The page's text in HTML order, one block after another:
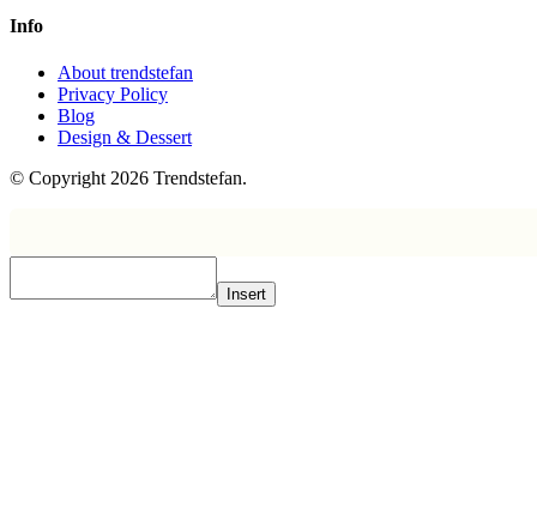
Info
About trendstefan
Privacy Policy
Blog
Design & Dessert
© Copyright 2026 Trendstefan.
Insert